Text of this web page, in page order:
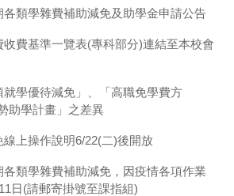
各類學雜費補助減免及助學金申請公告
收費基準一覽表(專科部分)連結至本校會
就學優待減免」、「高職免學費方
助學計畫」之差異
線上操作說明6/22(二)後開放
各類學雜費補助減免，因疫情各項作業
日(請郵寄掛號至課指組)